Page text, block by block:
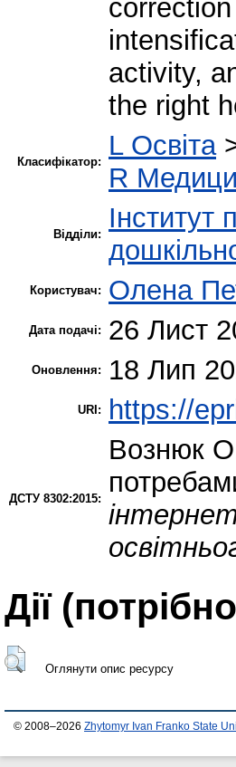
activity,
the right
Класифікатор:
L Освіта
R
Відділи:
Інститут
Користувач: Олена
Дата подачі: 26 Лист
Оновлення: 18 Лип
URI: https://
ДСТУ 8302:2015:
Вознюк
Дії
Оглянути опис ресурсу
© 2008–2026 Zhytomyr Ivan Franko State